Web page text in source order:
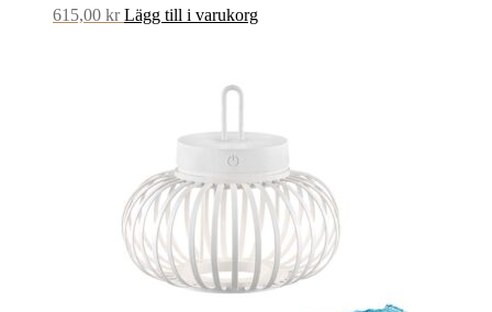
615,00 kr Lägg till i varukorg